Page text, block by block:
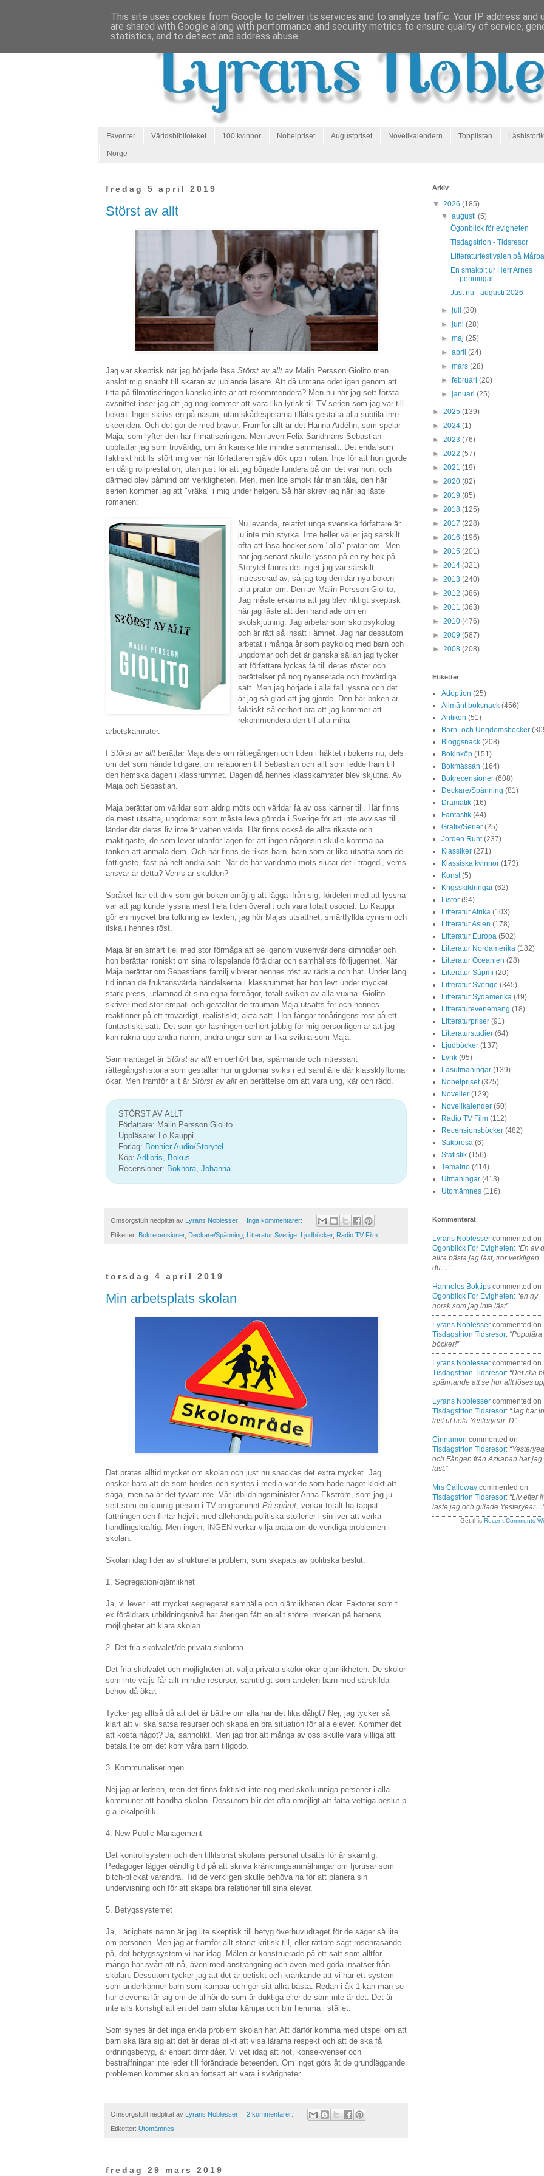
Favoriter Världsbiblioteket 100 kvinnor Nobelpriset Augustpriset Novellkalendern Topplistan Läshistorik
Norge
fredag 5 april 2019
Störst av allt
Jag var skeptisk när jag började läsa Störst av allt av Malin Persson Giolito men
anslöt mig snabbt till skaran av jublande läsare. Att då utmana ödet igen genom att
titta på filmatiseringen kanske inte är att rekommendera? Men nu när jag sett första
avsnittet inser jag att jag nog kommer att vara lika lyrisk till TV-serien som jag var till
boken. Inget skrivs en på näsan, utan skådespelarna tillåts gestalta alla subtila inre
skeenden. Och det gör de med bravur. Framför allt är det Hanna Ardéhn, som spelar
Maja, som lyfter den här filmatiseringen. Men även Felix Sandmans Sebastian
uppfattar jag som trovärdig, om än kanske lite mindre sammansatt. Det enda som
faktiskt hittills stört mig var när författaren själv dök upp i rutan. Inte för att hon gjorde
en dålig rollprestation, utan just för att jag började fundera på om det var hon, och
därmed blev påmind om verkligheten. Men, men lite smolk får man tåla, den här
serien kommer jag att "vräka" i mig under helgen. Så här skrev jag när jag läste
romanen:
Nu levande, relativt unga svenska författare är
ju inte min styrka. Inte heller väljer jag särskilt
ofta att läsa böcker som "alla" pratar om. Men
när jag senast skulle lyssna på en ny bok på
Storytel fanns det inget jag var särskilt
intresserad av, så jag tog den där nya boken
alla pratar om. Den av Malin Persson Giolito,
Jag måste erkänna att jag blev riktigt skeptisk
när jag läste att den handlade om en
skolskjutning. Jag arbetar som skolpsykolog
och är rätt så insatt i ämnet. Jag har dessutom
arbetat i många år som psykolog med barn och
ungdomar och det är ganska sällan jag tycker
att författare lyckas få till deras röster och
berättelser på nog nyanserade och trovärdiga
sätt. Men jag började i alla fall lyssna och det
är jag så glad att jag gjorde. Den här boken är
faktiskt så oerhört bra att jag kommer att
rekommendera den till alla mina
arbetskamrater.
Störst av allt berättar Maja dels om rättegången och tiden i häktet i bokens nu, dels
om det som hände tidigare, om relationen till Sebastian och allt som ledde fram till
den hemska dagen i klassrummet. Dagen då hennes klasskamrater blev skjutna. Av
Maja och Sebastian.
Maja berättar om världar som aldrig möts och världar få av oss känner till. Här finns
de mest utsatta, ungdomar som måste leva gömda i Sverige för att inte avvisas till
länder där deras liv inte är vatten värda. Här finns också de allra rikaste och
mäktigaste, de som lever utanför lagen för att ingen någonsin skulle komma på
tanken att anmäla dem. Och här finns de rikas barn, barn som är lika utsatta som de
fattigaste, fast på helt andra sätt. När de här världarna möts slutar det i tragedi, vems
ansvar är detta? Vems är skulden?
Språket har ett driv som gör boken omöjlig att lägga ifrån sig, fördelen med att lyssna
var att jag kunde lyssna mest hela tiden överallt och vara totalt osocial. Lo Kauppi
gör en mycket bra tolkning av texten, jag hör Majas utsatthet, smärtfyllda cynism och
ilska i hennes röst.
Maja är en smart tjej med stor förmåga att se igenom vuxenvärldens dimridåer och
hon berättar ironiskt om sina rollspelande föräldrar och samhällets förljugenhet. När
Maja berättar om Sebastians familj vibrerar hennes röst av rädsla och hat. Under lång
tid innan de fruktansvärda händelserna i klassrummet har hon levt under mycket
stark press, utlämnad åt sina egna förmågor, totalt sviken av alla vuxna. Giolito
skriver med stor empati och gestaltar de trauman Maja utsätts för och hennes
reaktioner på ett trovärdigt, realistiskt, äkta sätt. Hon fångar tonåringens röst på ett
fantastiskt sätt. Det som gör läsningen oerhört jobbig för mig personligen är att jag
kan räkna upp andra namn, andra ungar som är lika svikna som Maja.
Sammantaget är Störst av allt en oerhört bra, spännande och intressant
rättegångshistoria som gestaltar hur ungdomar sviks i ett samhälle där klassklyftorna
ökar. Men framför allt är Störst av allt en berättelse om att vara ung, kär och rädd.
STÖRST AV ALLT
Författare: Malin Persson Giolito
Uppläsare: Lo Kauppi
Förlag: Bonnier Audio/Storytel
Köp: Adlibris, Bokus
Recensioner: Bokhora, Johanna
Omsorgsfullt nedplitat av Lyrans Noblesser Inga kommentarer:
Etiketter: Bokrecensioner, Deckare/Spänning Litteratur Sverige Ljudböcker, Radio TV Film
torsdag 4 april 2019
Min arbetsplats skolan
Det pratas alltid mycket om skolan och just nu snackas det extra mycket. Jag
önskar bara att de som hördes och syntes i media var de som hade något klokt att
säga, men så är det tyvärr inte. Vår utbildningsminister Anna Ekström, som jag ju
sett som en kunnig person i TV-programmet På spåret , verkar totalt ha tappat
fattningen och flirtar hejvilt med allehanda politiska stollerier i sin iver att verka
handlingskraftig. Men ingen, INGEN verkar vilja prata om de verkliga problemen i
skolan.
Skolan idag lider av strukturella problem, som skapats av politiska beslut.
1. Segregation/ojämlikhet
Ja, vi lever i ett mycket segregerat samhälle och ojämlikheten ökar. Faktorer som t
ex föräldrars utbildningsnivå har återigen fått en allt större inverkan på barnens
möjligheter att klara skolan.
2. Det fria skolvalet/de privata skolorna
Det fria skolvalet och möjligheten att välja privata skolor ökar ojämlikheten. De skolor
som inte väljs får allt mindre resurser, samtidigt som andelen barn med särskilda
behov då ökar.
Tycker jag alltså då att det är bättre om alla har det lika dåligt? Nej, jag tycker så
klart att vi ska satsa resurser och skapa en bra situation för alla elever. Kommer det
att kosta något? Ja, sannolikt. Men jag tror att många av oss skulle vara villiga att
betala lite om det kom våra barn tillgodo.
3. Kommunaliseringen
Nej jag är ledsen, men det finns faktiskt inte nog med skolkunniga personer i alla
kommuner att handha skolan. Dessutom blir det ofta omöjligt att fatta vettiga beslut p
g a lokalpolitik.
4. New Public Management
Det kontrollsystem och den tillitsbrist skolans personal utsätts för är skamlig.
Pedagoger lägger oändlig tid på att skriva kränkningsanmälningar om fjortisar som
bitch-blickat varandra. Tid de verkligen skulle behöva ha för att planera sin
undervisning och för att skapa bra relationer till sina elever.
5. Betygssystemet
Ja, i ärlighets namn är jag lite skeptisk till betyg överhuvudtaget för de säger så lite
om personen. Men jag är framför allt starkt kritisk till, eller rättare sagt rosenrasande
på, det betygssystem vi har idag. Målen är konstruerade på ett sätt som alltför
många har svårt att nå, även med ansträngning och även med goda insatser från
skolan. Dessutom tycker jag att det är oetiskt och kränkande att vi har ett system
som underkänner barn som kämpar och gör sitt allra bästa. Redan i åk 1 kan man se
hur eleverna lär sig om de tillhör de som är duktiga eller de som inte är det. Det är
inte alls konstigt att en del barn slutar kämpa och blir hemma i stället.
Som synes är det inga enkla problem skolan har. Att därför komma med utspel om att
barn ska lära sig att det är deras plikt att visa lärarna respekt och att de ska få
ordningsbetyg, är enbart dimridåer. Vi vet idag att hot, konsekvenser och
bestraffningar inte leder till förändrade beteenden. Om inget görs åt de grundläggande
problemen kommer skolan fortsatt att vara i svårigheter.
Omsorgsfullt nedplitat av Lyrans Noblesser 2 kommentarer:
Etiketter: Utomämnes
fredag 29 mars 2019
Arkiv
▼ 2026 (185)
▼augusti(5)
Ögonblick för evigheten
Tisdagstrion - Tidsresor
Litteraturfestivalen på
En smakbit ur Herr Arnes
penningar
Just nu - augusti 2026
►juli(30)
►juni(28)
►maj(25)
►april(24)
►mars(28)
►februari(20)
►januari(25)
► 2025 (139)
► 2024 (1)
► 2023 (76)
► 2022 (57)
► 2021 (19)
► 2020 (82)
► 2019 (85)
► 2018 (125)
► 2017 (228)
► 2016 (196)
► 2015 (201)
► 2014 (321)
► 2013 (240)
► 2012 (386)
► 2011 (363)
► 2010 (476)
► 2009 (587)
► 2008 (208)
Etiketter
Adoption (25)
Allmänt boksnack (456)
Antiken (51)
Barn- och Ungdomsböcker
Bloggsnack (208)
Bokinköp (151)
Bokmässan (164)
Bokrecensioner (608)
Deckare/Spänning (81)
Dramatik (16)
Fantastik (44)
Grafik/Serier (25)
Jorden Runt (237)
Klassiker (271)
Klassiska kvinnor (173)
Konst (5)
Krigsskildringar (62)
Listor (94)
Litteratur Afrika (103)
Litteratur Asien (178)
Litteratur Europa (502)
Litteratur Nordamerika (182)
Litteratur Oceanien (28)
Litteratur Sápmi (20)
Litteratur Sverige (345)
Litteratur Sydamerika (49)
Litteraturevenemang (18)
Litteraturpriser (91)
Litteraturstudier (64)
Ljudböcker (137)
Lyrik (95)
Läsutmaningar (139)
Nobelpriset (325)
Noveller (129)
Novellkalender (50)
Radio TV Film (112)
Recensionsböcker (482)
Sakprosa (6)
Statistik (156)
Tematrio (414)
Utmaningar (413)
Utomämnes (116)
Kommenterat
Lyrans Noblesser commented on
Ogonblick For Evigheten: “En av
allra bästa jag läst, tror verkligen
du…”
Hanneles Boktips commented on
Ogonblick For Evigheten: “en ny
norsk som jag inte läst”
Lyrans Noblesser commented on
Tisdagstrion Tidsresor: “Populära
böcker!”
Lyrans Noblesser commented on
Tisdagstrion Tidsresor: “Det ska
spännande att se hur allt löses
Lyrans Noblesser commented on
Tisdagstrion Tidsresor: “Jag har
läst ut hela Yesteryear :D”
Cinnamon commented on
Tisdagstrion Tidsresor:
och Fången från Azkaban har jag
läst.”
Mrs Calloway commented on
Tisdagstrion Tidsresor: “Liv efter
läste jag och
Get this Recent Comments
This site uses cookies from Google to deliver its services and to analyze traffic. Your IP address and
are shared with Google along with performance and security metrics to ensure quality of service,
statistics, and to detect and address abuse.